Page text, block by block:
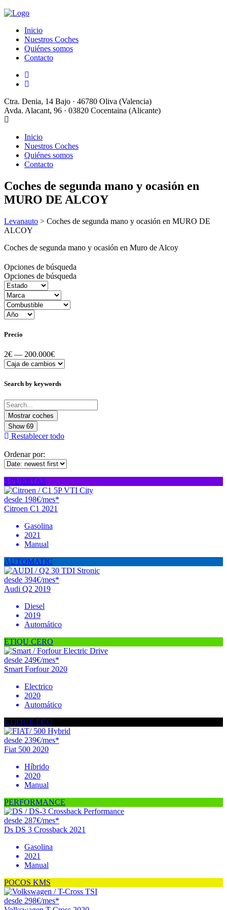
Inicio
Nuestros Coches
Quiénes somos
Contacto
Ctra. Denia, 14 Bajo · 46780 Oliva (Valencia)
Avda. Alacant, 96 · 03820 Cocentaina (Alicante)
Inicio
Nuestros Coches
Quiénes somos
Contacto
Coches de segunda mano y ocasión en
MURO DE ALCOY
Levanauto > Coches de segunda mano y ocasión en MURO DE
ALCOY
Coches de segunda mano y ocasión en Muro de Alcoy
Opciones de búsqueda
Opciones de búsqueda
Precio
2€ — 200.000€
Search by keywords
Show 69
Restablecer todo
Ordenar por:
5 PUERTAS
desde 198€/mes*
Citroen C1 2021
Gasolina
2021
Manual
AUTOMATIC
desde 394€/mes*
Audi Q2 2019
Diesel
2019
Automático
ETIQU CERO
desde 249€/mes*
Smart Forfour 2020
Electrico
2020
Automático
ETIQUE ECO
desde 239€/mes*
Fiat 500 2020
Híbrido
2020
Manual
PERFORMANCE
desde 287€/mes*
Ds DS 3 Crossback 2021
Gasolina
2021
Manual
POCOS KMS
desde 298€/mes*